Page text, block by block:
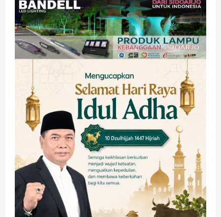
2
PANAS! Kalah Tender Proyek RSUD
Sibar Rp 9,9 M, Beranikah CV Tiga
Anugerah Utama Pertaruhkan
Jaminan Rp 100 Juta?
wartanusa 5 Agustus 2026
Olahraga
Adu Taktik di Atas Rumput Sintetis:
Memanaskan Mesin Menuju Piala
Soccer
wartanusa 5 Agustus 2026
4
Ekonomi Hiburan Pemerintahan
HOT NEWS: Ribuan Warga Wage
Tumplek Blek di Bazar Rakyat Jalan
Jambu, Borong Kuliner UMKM Sambil
Nonton Jaranan!
wartanusa 4 Agustus 2026
Keagamaan Pemerintahan
Pemkab Sidoarjo & Muhammadiyah
Sinergi Permudah Perizinan, Wakaf,
hingga Hibah